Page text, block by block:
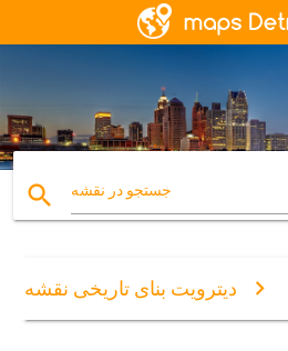
search جستجو در نقشه
دیترویت بنای تاریخی نقشه